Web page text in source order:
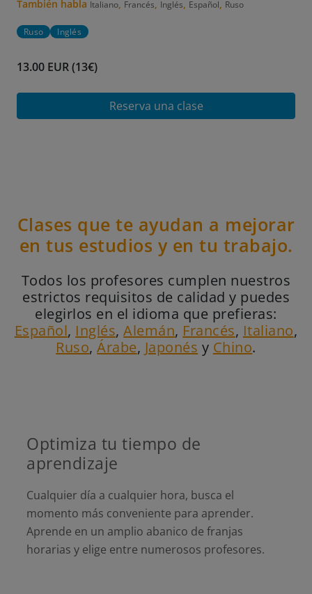
También habla Italiano Francés Inglés Español Ruso
Ruso Inglés
13.00 EUR (13€)
Reserva una clase
Clases que te ayudan a mejorar
en tus estudios y en tu trabajo.
Todos los profesores cumplen nuestros
estrictos requisitos de calidad y puedes
elegirlos en el idioma que prefieras:
Español, Inglés,Alemán, Francés, Italiano,
Ruso,Árabe, Japonés y Chino.
Optimiza tu tiempo de
aprendizaje
Cualquier día a cualquier hora, busca el
momento más conveniente para aprender.
Aprende en un amplio abanico de franjas
horarias y elige entre numerosos profesores.